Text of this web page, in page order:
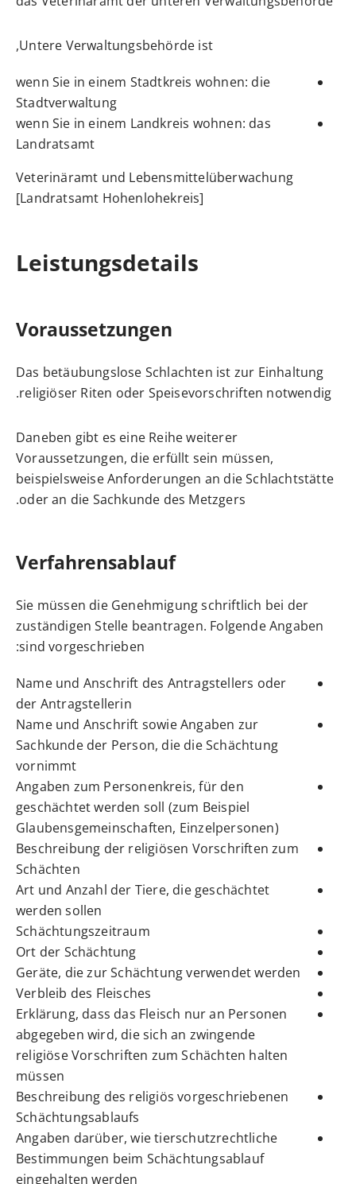
Untere Verwaltungsbehörde ist,
wenn Sie in einem Stadtkreis wohnen: die
Stadtverwaltung
wenn Sie in einem Landkreis wohnen: das
Landratsamt
Veterinäramt und Lebensmittelüberwachung
[Landratsamt Hohenlohekreis]
Leistungsdetails
Voraussetzungen
Das betäubungslose Schlachten ist zur Einhaltung
religiöser Riten oder Speisevorschriften notwendig.
Daneben gibt es eine Reihe weiterer
Voraussetzungen, die erfüllt sein müssen,
beispielsweise Anforderungen an die Schlachtstätte
oder an die Sachkunde des Metzgers.
Verfahrensablauf
Sie müssen die Genehmigung schriftlich bei der
zuständigen Stelle beantragen. Folgende Angaben
sind vorgeschrieben:
Name und Anschrift des Antragstellers oder
der Antragstellerin
Name und Anschrift sowie Angaben zur
Sachkunde der Person, die die Schächtung
vornimmt
Angaben zum Personenkreis, für den
geschächtet werden soll (zum Beispiel
Glaubensgemeinschaften, Einzelpersonen)
Beschreibung der religiösen Vorschriften zum
Schächten
Art und Anzahl der Tiere, die geschächtet
werden sollen
Schächtungszeitraum
Ort der Schächtung
Geräte, die zur Schächtung verwendet werden
Verbleib des Fleisches
Erklärung, dass das Fleisch nur an Personen
abgegeben wird, die sich an zwingende
religiöse Vorschriften zum Schächten halten
müssen
Beschreibung des religiös vorgeschriebenen
Schächtungsablaufs
Angaben darüber, wie tierschutzrechtliche
Bestimmungen beim Schächtungsablauf
eingehalten werden